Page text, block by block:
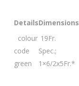
DetailsDimensions
colour
code
green
19Fr.
Spec.;
1×6/2x5Fr.*